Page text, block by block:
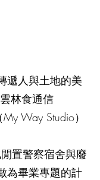
遞人與土地的美
林食通信
Way Studio）
置警察宿舍與廢
為畢業專題的計